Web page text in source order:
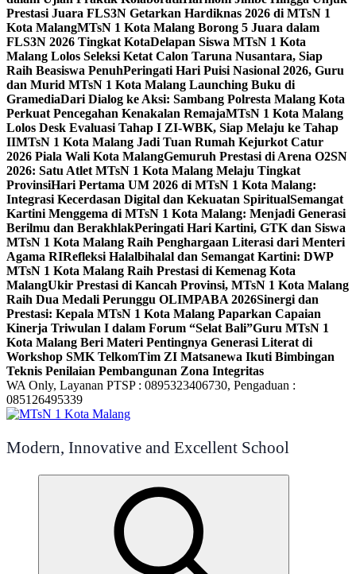
Prestasi Juara FLS3N Getarkan Hardiknas 2026 di MTsN 1
Kota MalangMTsN 1 Kota Malang Borong 5 Juara dalam
FLS3N 2026 Tingkat KotaDelapan Siswa MTsN 1 Kota
Malang Lolos Seleksi Ketat Calon Taruna Nusantara, Siap
Raih Beasiswa PenuhPeringati Hari Puisi Nasional 2026, Guru
dan Murid MTsN 1 Kota Malang Launching Buku di
GramediaDari Dialog ke Aksi: Sambang Polresta Malang Kota
Perkuat Pencegahan Kenakalan RemajaMTsN 1 Kota Malang
Lolos Desk Evaluasi Tahap I ZI-WBK, Siap Melaju ke Tahap
IIMTsN 1 Kota Malang Jadi Tuan Rumah Kejurkot Catur
2026 Piala Wali Kota MalangGemuruh Prestasi di Arena O2SN
2026: Satu Atlet MTsN 1 Kota Malang Melaju Tingkat
ProvinsiHari Pertama UM 2026 di MTsN 1 Kota Malang:
Integrasi Kecerdasan Digital dan Kekuatan SpiritualSemangat
Kartini Menggema di MTsN 1 Kota Malang: Menjadi Generasi
Berilmu dan BerakhlakPeringati Hari Kartini, GTK dan Siswa
MTsN 1 Kota Malang Raih Penghargaan Literasi dari Menteri
Agama RIRefleksi Halalbihalal dan Semangat Kartini: DWP
MTsN 1 Kota Malang Raih Prestasi di Kemenag Kota
MalangUkir Prestasi di Kancah Provinsi, MTsN 1 Kota Malang
Raih Dua Medali Perunggu OLIMPABA 2026Sinergi dan
Prestasi: Kepala MTsN 1 Kota Malang Paparkan Capaian
Kinerja Triwulan I dalam Forum “Selat Bali”Guru MTsN 1
Kota Malang Beri Materi Pentingnya Generasi Literat di
Workshop SMK TelkomTim ZI Matsanewa Ikuti Bimbingan
Teknis Penilaian Pembangunan Zona Integritas
WA Only, Layanan PTSP : 0895323406730, Pengaduan :
085126495339
Modern, Innovative and Excellent School